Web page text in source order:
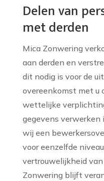
Delen van
met derden
Mica Zonwering
aan derden en
dit nodig is voor de
overeenkomst met u
wettelijke
gegevens verwerken
wij een
voor eenzelfde
vertrouwelijkheid
Zonwering blijft